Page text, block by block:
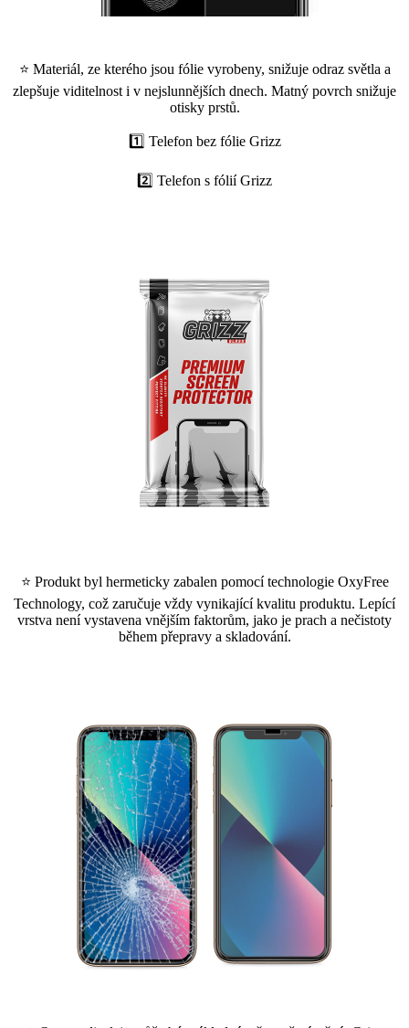
⭐ Materiál, ze kterého jsou fólie vyrobeny, snižuje odraz světla a
zlepšuje viditelnost i v nejslunnějších dnech. Matný povrch snižuje
otisky prstů.
1️⃣ Telefon bez fólie Grizz
2️⃣ Telefon s fólií Grizz
⭐ Produkt byl hermeticky zabalen pomocí technologie OxyFree
Technology, což zaručuje vždy vynikající kvalitu produktu. Lepící
vrstva není vystavena vnějším faktorům, jako je prach a nečistoty
během přepravy a skladování.